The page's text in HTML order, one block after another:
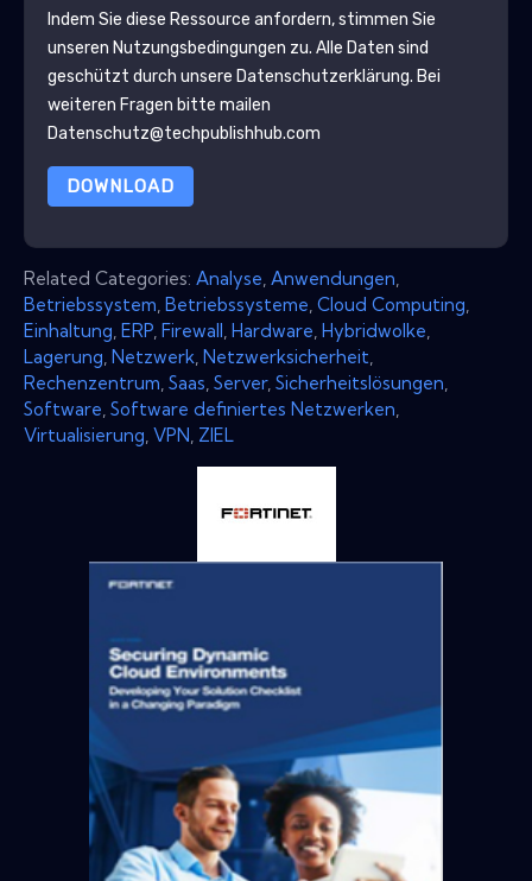
Indem Sie diese Ressource anfordern, stimmen Sie
unseren Nutzungsbedingungen zu. Alle Daten sind
geschützt durch unsere Datenschutzerklärung. Bei
weiteren Fragen bitte mailen
Datenschutz@techpublishhub.com
DOWNLOAD
Related Categories: Analyse Anwendungen
Betriebssystem Betriebssysteme Cloud Computing
Einhaltung ERP Firewall Hardware Hybridwolke
Lagerung Netzwerk Netzwerksicherheit
Rechenzentrum Saas Server, Sicherheitslösungen
Software Software definiertes Netzwerken
Virtualisierung VPN ZIEL